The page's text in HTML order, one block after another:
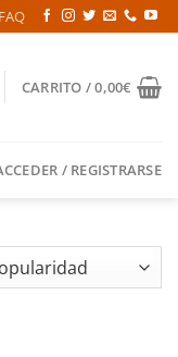
CARRITO /0,00€
/ REGISTRARSE